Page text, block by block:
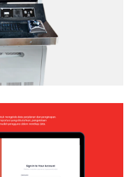
MANAGEMENT APP